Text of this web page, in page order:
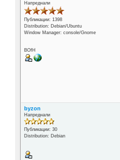
Напреднали
Публикации: 1398
Distribution: Debian/Ubuntu
Window Manager: console/Gnome
BOfH
byzon
Напреднали
Публикации: 30
Distribution: Debian